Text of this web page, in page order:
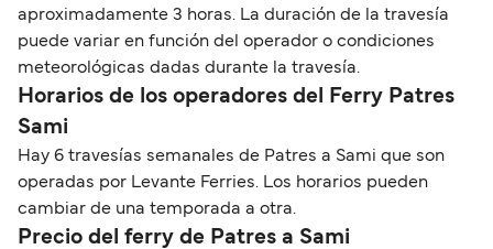
aproximadamente 3 horas. La duración de la travesía
puede variar en función del operador o condiciones
meteorológicas dadas durante la travesía.
Horarios de los operadores del Ferry Patres
Sami
Hay 6 travesías semanales de Patres a Sami que son
operadas por Levante Ferries. Los horarios pueden
cambiar de una temporada a otra.
Precio del ferry de Patres a Sami